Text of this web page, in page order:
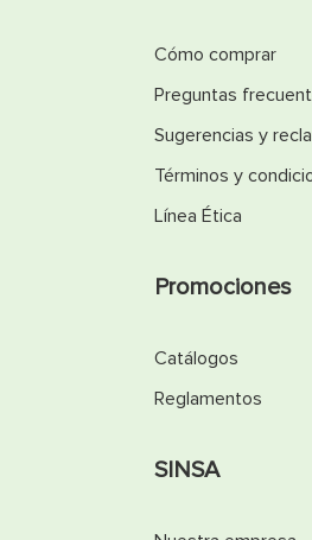
Cómo comprar
Preguntas
Sugerencias y
Términos y
Línea Ética
Promociones
Catálogos
Reglamentos
SINSA